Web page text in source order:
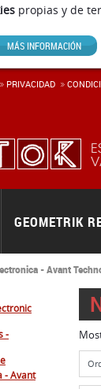
propias y de
MÁS INFORMACIÓN
- Avant
GEOMETRIK
PRIVACIDAD
-
- Avant